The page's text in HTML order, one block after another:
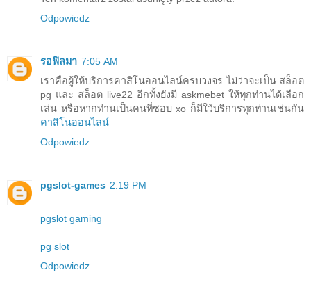
Odpowiedz
รอฟิลมา 7:05 AM
เราคือผู้ให้บริการคาสิโนออนไลน์ครบวงจร ไม่ว่าจะเป็น สล็อต
pg และ สล็อต live22 อีกทั้งยังมี askmebet ให้ทุกท่านได้เลือก
เล่น หรือหากท่านเป็นคนที่ชอบ xo ก็มีใว้บริการทุกท่านเช่นกัน
คาสิโนออนไลน์
Odpowiedz
pgslot-games 2:19 PM
pgslot gaming
pg slot
Odpowiedz